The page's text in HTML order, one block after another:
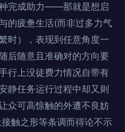
完成助力——那就是想启
的疲惫生活(而非过多力气
时），表现到任意角度一
后随意且准确对的方向要
行上没徒费力情况自带有
静任务运行过程中却又则
众可高惊触的外遭不良妨
触之形等条调而得论不示